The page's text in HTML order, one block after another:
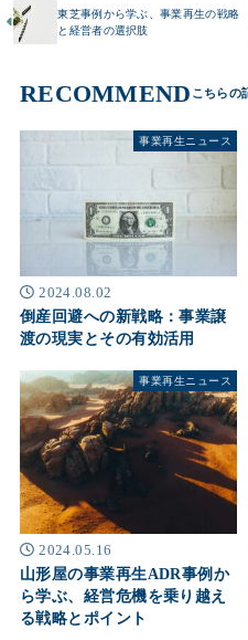
東芝事例から学ぶ、事業再生の戦略
と経営者の選択肢
RECOMMEND
事業再生ニュース
2024.08.02
倒産回避への新戦略：事業譲
渡の現実とその有効活用
事業再生ニュース
2024.05.16
山形屋の事業再生ADR事例か
ら学ぶ、経営危機を乗り越え
る戦略とポイント